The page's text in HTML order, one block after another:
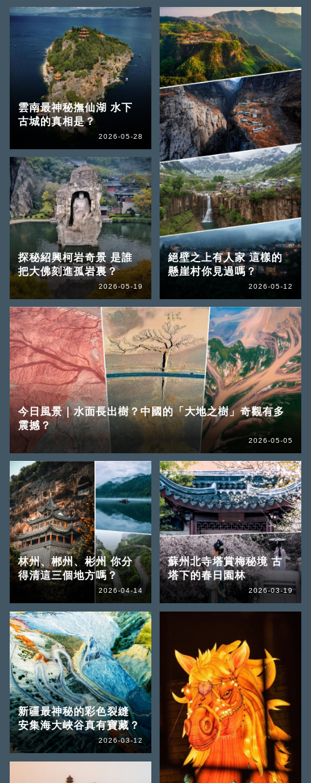
雲南最神秘撫仙湖 水下
古城的真相是？
2026-05-28
探秘紹興柯岩奇景 是誰
把大佛刻進孤岩裏？
2026-05-19
絕壁之上有人家 這樣的
懸崖村你見過嗎？
2026-05-12
今日風景｜水面長出樹？中國的「大地之樹」奇觀有多
震撼？
2026-05-05
林州、郴州、彬州 你分
得清這三個地方嗎？
2026-04-14
蘇州北寺塔賞梅秘境 古
塔下的春日園林
2026-03-19
新疆最神秘的彩色裂縫
安集海大峽谷真有寶藏？
2026-03-12